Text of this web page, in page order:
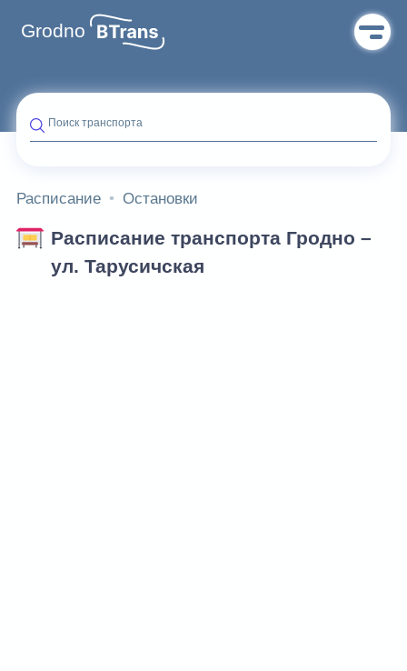
Grodno
Поиск транспорта
Расписание Остановки
Расписание транспорта Гродно –
ул. Тарусичская